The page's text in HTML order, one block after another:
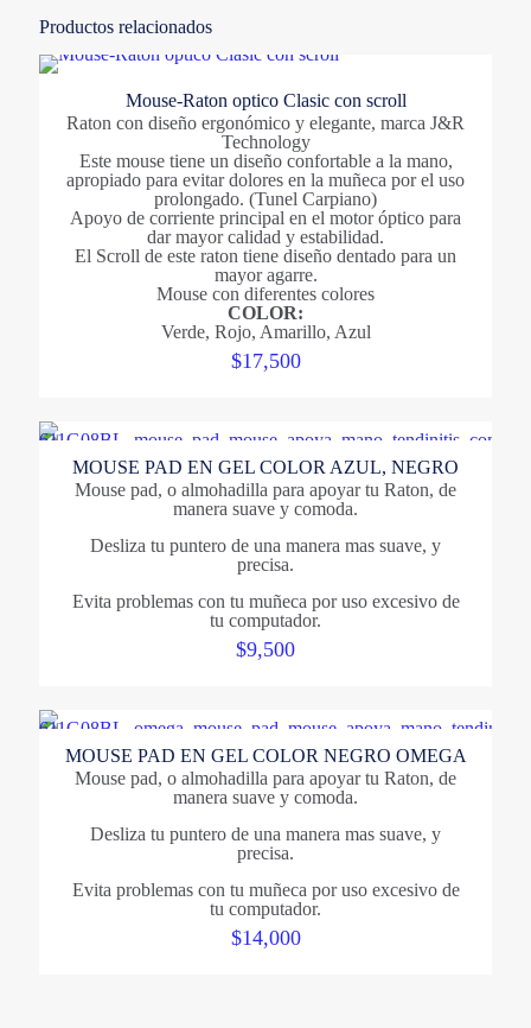
Accesorios,Mouse,Sistemas
Productos relacionados
Mouse-Raton optico Clasic con scroll
Raton con diseño ergonómico y elegante, marca J&R
Technology
Este mouse tiene un diseño confortable a la mano,
apropiado para evitar dolores en la muñeca por el uso
prolongado. (Tunel Carpiano)
Apoyo de corriente principal en el motor óptico para
dar mayor calidad y estabilidad.
El Scroll de este raton tiene diseño dentado para un
mayor agarre.
Mouse con diferentes colores
COLOR:
Verde, Rojo, Amarillo, Azul
$17,500
MOUSE PAD EN GEL COLOR AZUL, NEGRO
Mouse pad, o almohadilla para apoyar tu Raton, de
manera suave y comoda.
Desliza tu puntero de una manera mas suave, y
precisa.
Evita problemas con tu muñeca por uso excesivo de
tu computador.
$9,500
MOUSE PAD EN GEL COLOR NEGRO OMEGA
Mouse pad, o almohadilla para apoyar tu Raton, de
manera suave y comoda.
Desliza tu puntero de una manera mas suave, y
precisa.
Evita problemas con tu muñeca por uso excesivo de
tu computador.
$14,000